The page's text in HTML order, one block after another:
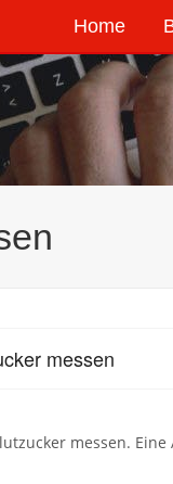
Home
messen
messen.